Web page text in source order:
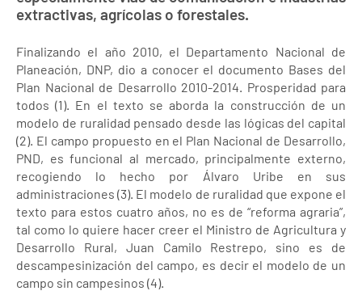
extractivas, agrícolas o forestales.
Finalizando el año 2010, el Departamento Nacional de
Planeación, DNP, dio a conocer el documento Bases del
Plan Nacional de Desarrollo 2010-2014. Prosperidad para
todos (1). En el texto se aborda la construcción de un
modelo de ruralidad pensado desde las lógicas del capital
(2). El campo propuesto en el Plan Nacional de Desarrollo,
PND, es funcional al mercado, principalmente externo,
recogiendo lo hecho por Álvaro Uribe en sus
administraciones (3). El modelo de ruralidad que expone el
texto para estos cuatro años, no es de “reforma agraria”,
tal como lo quiere hacer creer el Ministro de Agricultura y
Desarrollo Rural, Juan Camilo Restrepo, sino es de
descampesinización del campo, es decir el modelo de un
campo sin campesinos (4).